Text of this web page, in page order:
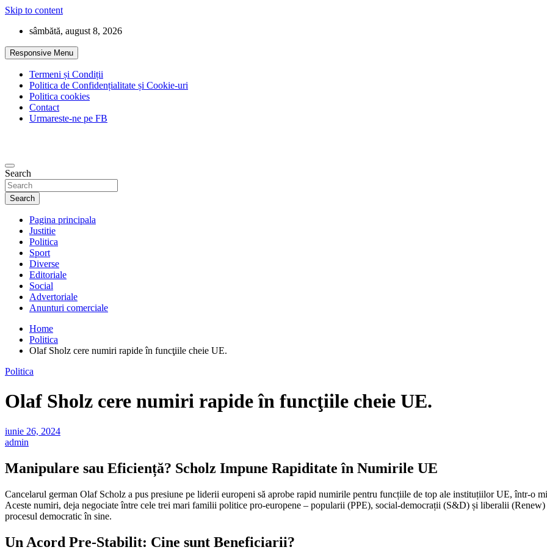
Skip to content
sâmbătă, august 8, 2026
Responsive Menu
Termeni și Condiții
Politica de Confidențialitate și Cookie-uri
Politica cookies
Contact
Urmareste-ne pe FB
Search
Search
Pagina principala
Justitie
Politica
Sport
Diverse
Editoriale
Social
Advertoriale
Anunturi comerciale
Home
Politica
Olaf Sholz cere numiri rapide în funcţiile cheie UE.
Politica
Olaf Sholz cere numiri rapide în funcţiile cheie UE.
iunie 26, 2024
admin
Manipulare sau Eficiență? Scholz Impune Rapiditate în Numirile UE
Cancelarul german Olaf Scholz a pus presiune pe liderii europeni să aprobe rapid numirile pentru funcțiile de top ale instituțiilor UE, într-o
Aceste numiri, deja negociate între cele trei mari familii politice pro-europene – popularii (PPE), social-democrații (S&D) și liberalii
procesul democratic în sine.
Un Acord Pre-Stabilit: Cine sunt Beneficiarii?